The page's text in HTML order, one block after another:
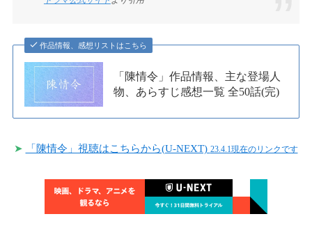
作品情報、感想リストはこちら
「陳情令」作品情報、主な登場人
物、あらすじ感想一覧 全50話(完)
➤ 「陳情令」視聴はこちらから(U-NEXT) 23.4.1現在のリンクです